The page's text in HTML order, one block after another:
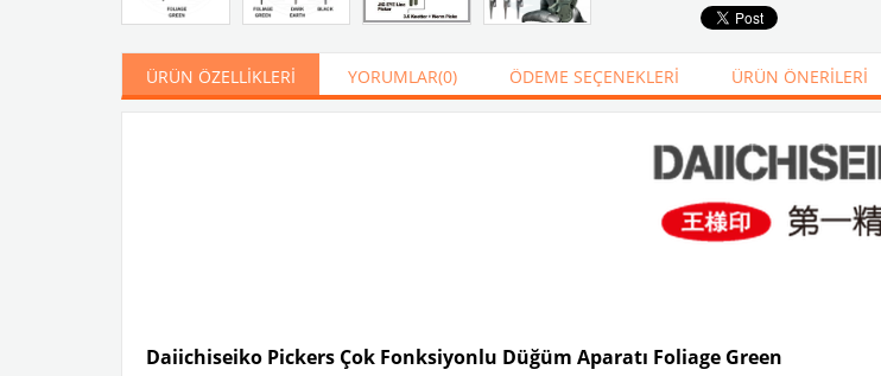
ÜRÜN ÖZELLIKLERI YORUMLAR(0) ÖDEME SEÇENEKLERI ÜRÜN ÖNERILERI
Daiichiseiko Pickers Çok Fonksiyonlu Düğüm Aparatı Foliage Green